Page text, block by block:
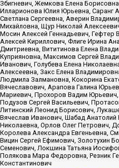
Збигневич, Жемкова Елена
Илларионова Юлия Юрьевна, Саранг
Светлана Сергеевна, Аверин
Михайловна, Щур Николай
Мосин Алексей Геннадьевич, Гефтер
Алексей Кириллович, Флиге Ирина
Дмитриевна, Вититинова Елена
Куприяновна, Максимов Сергей
Иванович, Голубева Елена
Алексеевна, Закс Елена
Людмила Залмановна, Кокорина
Вячеславович, Арапова Галина
Мариевич, Прохоров Вадим
Подузов Сергей Васильевич,
Литинский Леонид Борисович,
Вячеслав Иванович, Шабад Анатолий
Николаевна, Орлов Олег Петрович,
Королева Александра Евгеньевна,
Вицин Сергей Ефимович, Золотухин
Семенович, Локшина Татьяна
Полякова Мара Федоровна, Резник
Константинович